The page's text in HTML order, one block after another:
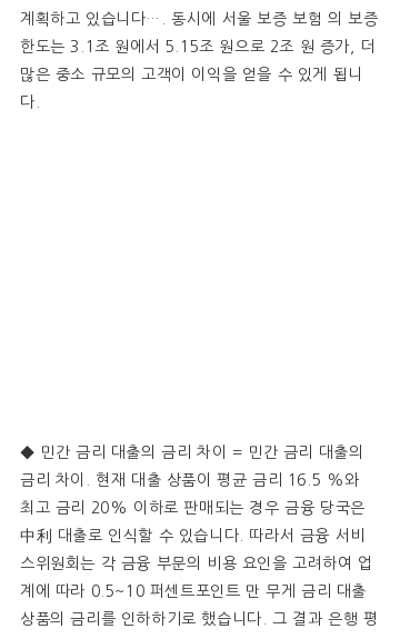
계획하고 있습니다…. 동시에 서울 보증 보험 의 보증
한도는 3.1조 원에서 5.15조 원으로 2조 원 증가, 더
많은 중소 규모의 고객이 이익을 얻을 수 있게 됩니
다.
◆ 민간 금리 대출의 금리 차이 = 민간 금리 대출의
금리 차이. 현재 대출 상품이 평균 금리 16.5 %와
최고 금리 20% 이하로 판매되는 경우 금융 당국은
中利 대출로 인식할 수 있습니다. 따라서 금융 서비
스위원회는 각 금융 부문의 비용 요인을 고려하여 업
계에 따라 0.5~10 퍼센트포인트 만 무게 금리 대출
상품의 금리를 인하하기로 했습니다. 그 결과 은행 평